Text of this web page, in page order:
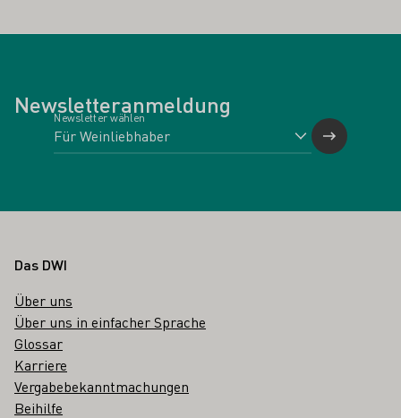
Newsletteranmeldung
Newsletter wählen
Fußbereich
Das DWI
Über uns
Über uns in einfacher Sprache
Glossar
Karriere
Vergabebekanntmachungen
Beihilfe